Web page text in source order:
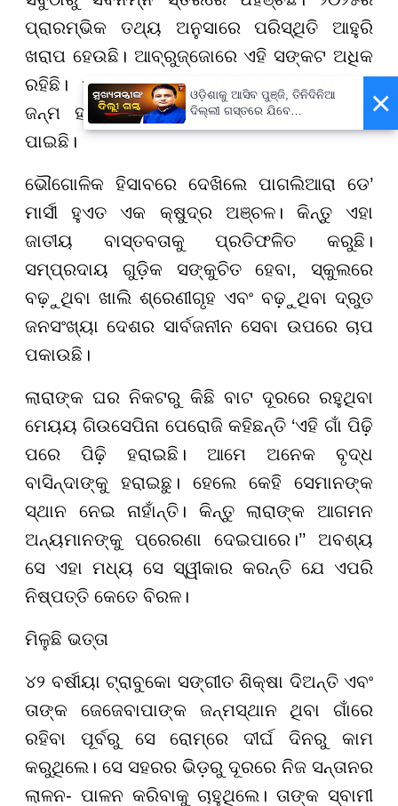
ପ୍ରାରମ୍ଭିକ ତଥ୍ୟ ଅନୁସାରେ ପରିସ୍ଥିତି ଆହୁରି
ଖରାପ ହେଉଛି। ଆବ୍ରୁଜ୍ଜୋରେ ଏହି ସଙ୍କଟ ଅଧିକ
ରହିଛି। ଏଠାରେ ୨୦୨୫ର ପ୍ରଥମ ସାତ ମାସରେ
ଜନ୍ମ ହାର ଗତ ବର୍ଷ ତୁଳନାରେ ୧୦.୨% ହ୍ରାସ
ପାଇଛି।
ଭୌଗୋଳିକ ହିସାବରେ ଦେଖିଲେ ପାଗଲିଆରା ଡେ’
ମାର୍ସୀ ହୁଏତ ଏକ କ୍ଷୁଦ୍ର ଅଞ୍ଚଳ। କିନ୍ତୁ ଏହା
ଜାତୀୟ ବାସ୍ତବତାକୁ ପ୍ରତିଫଳିତ କରୁଛି।
ସମ୍ପ୍ରଦାୟ ଗୁଡ଼ିକ ସଙ୍କୁଚିତ ହେବା, ସ୍କୁଲରେ
ବଢ଼ୁଥିବା ଖାଲି ଶ୍ରେଣୀଗୃହ ଏବଂ ବଢ଼ୁଥିବା ଦ୍ରୁତ
ଜନସଂଖ୍ୟା ଦେଶର ସାର୍ବଜନୀନ ସେବା ଉପରେ ଚାପ
ପକାଉଛି।
ଲାରାଙ୍କ ଘର ନିକଟରୁ କିଛି ବାଟ ଦୂରରେ ରହୁଥିବା
ମେୟୟ ଗିଉସେପିନା ପେରୋଜି କହିଛନ୍ତି ‘ଏହି ଗାଁ ପିଢ଼ି
ପରେ ପିଢ଼ି ହରାଇଛି। ଆମେ ଅନେକ ବୃଦ୍ଧ
ବାସିନ୍ଦାଙ୍କୁ ହରାଇଛୁ। ହେଲେ କେହି ସେମାନଙ୍କ
ସ୍ଥାନ ନେଇ ନାହାଁନ୍ତି। କିନ୍ତୁ ଲାରାଙ୍କ ଆଗମନ
ଅନ୍ୟମାନଙ୍କୁ ପ୍ରେରଣା ଦେଇପାରେ।’’ ଅବଶ୍ୟ
ସେ ଏହା ମଧ୍ୟ ସେ ସ୍ୱୀକାର କରନ୍ତି ଯେ ଏପରି
ନିଷ୍ପତ୍ତି କେତେ ବିରଳ।
ମିଳୁଛି ଭତ୍ତା
୪୨ ବର୍ଷୀୟା ଟ୍ରାବୁକୋ ସଙ୍ଗୀତ ଶିକ୍ଷା ଦିଅନ୍ତି ଏବଂ
ତାଙ୍କ ଜେଜେବାପାଙ୍କ ଜନ୍ମସ୍ଥାନ ଥିବା ଗାଁରେ
ରହିବା ପୂର୍ବରୁ ସେ ରୋମ୍ରେ ଦୀର୍ଘ ଦିନରୁ କାମ
କରୁଥିଲେ। ସେ ସହରର ଭିଡ଼ରୁ ଦୂରରେ ନିଜ ସନ୍ତାନର
ଲାଳନ- ପାଳନ କରିବାକୁ ଚାହୁଥିଲେ। ତାଙ୍କ ସ୍ବାମୀ
×
ଓଡ଼ିଶାକୁ ଆସିବ ପୁଞ୍ଜି, ତିନିଦିନିଆ
ଦିଲ୍ଲୀ ଗସ୍ତରେ ଯିବେ
ମୁଖ୍ୟମନ୍ତ୍ରୀ ମୋହନ ମାଝୀ